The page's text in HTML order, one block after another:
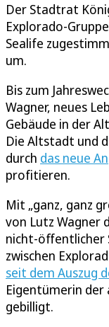
Der Stadtrat
Explorado-
Sealife
um.
Bis zum
Wagner, neues
Gebäude in der
Die Altstadt und
durch das neue
profitieren.
Mit „ganz, ganz
von Lutz Wagner
nicht-öffentlicher
zwischen
seit dem Auszug
Eigentümerin der
gebilligt.